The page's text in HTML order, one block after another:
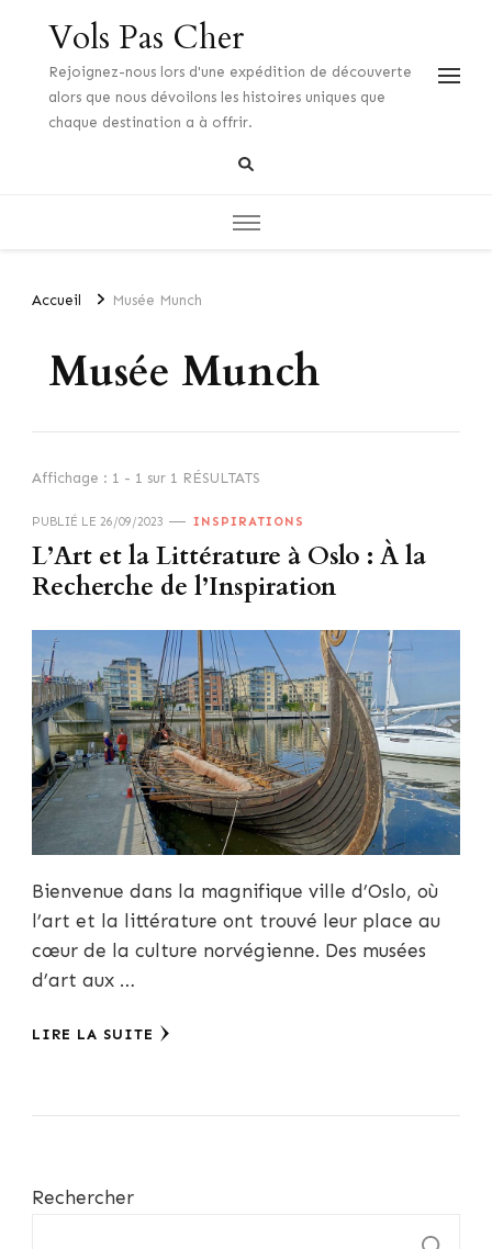
Vols Pas Cher
Rejoignez-nous lors d'une expédition de découverte
alors que nous dévoilons les histoires uniques que
chaque destination a à offrir.
Accueil Musée Munch
Musée Munch
Affichage : 1 - 1 sur 1 RÉSULTATS
PUBLIÉ LE 26/09/2023 INSPIRATIONS
L’Art et la Littérature à Oslo : À la
Recherche de l’Inspiration
Bienvenue dans la magnifique ville d’Oslo, où
l’art et la littérature ont trouvé leur place au
cœur de la culture norvégienne. Des musées
d’art aux …
LIRE LA SUITE
Rechercher